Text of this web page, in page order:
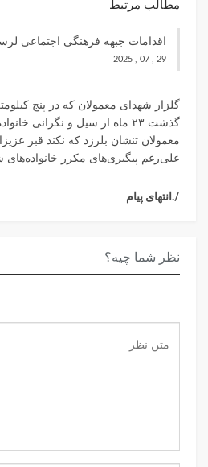
مطالب مرتبط
اقدامات جبهه فرهنگی اجتماعی لرستان
29 , 07 , 2025
معمولان تنشان بلرزد که نکند قبر
علی‌رغم پیگیری‌های مکرر خانواده‌های
/.انتهای پیام
نظر شما چیه؟